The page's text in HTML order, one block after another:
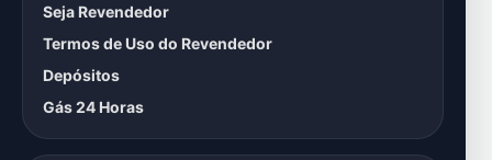
Seja Revendedor
Termos de Uso do Revendedor
Depósitos
Gás 24 Horas